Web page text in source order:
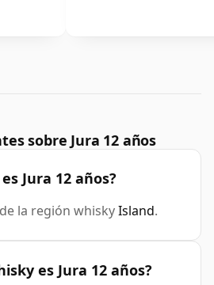
sobre Jura 12 años
Jura 12 años?
la región whiskyIsland.
es Jura 12 años?